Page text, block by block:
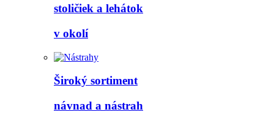
stoličiek a lehátok
v okolí
Široký sortiment
návnad a nástrah